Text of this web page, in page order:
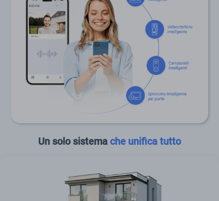
Un solo sistema che unifica tutto